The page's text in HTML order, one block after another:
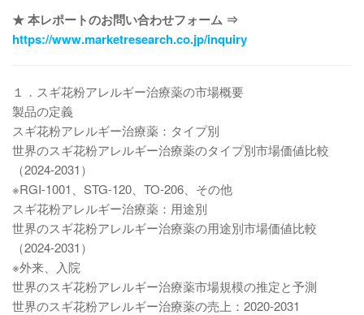
★ 本レポートのお問い合わせフォーム ⇒
https://www.marketresearch.co.jp/inquiry
１．スギ花粉アレルギー治療薬の市場概要
製品の定義
スギ花粉アレルギー治療薬：タイプ別
世界のスギ花粉アレルギー治療薬のタイプ別市場価値比較
（2024-2031）
※RGI-1001、STG-120、TO-206、その他
スギ花粉アレルギー治療薬：用途別
世界のスギ花粉アレルギー治療薬の用途別市場価値比較
（2024-2031）
※外来、入院
世界のスギ花粉アレルギー治療薬市場規模の推定と予測
世界のスギ花粉アレルギー治療薬の売上：2020-2031